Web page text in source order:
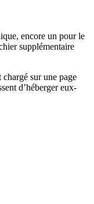
encore un pour le
supplémentaire
sur une page
d’héberger eux-